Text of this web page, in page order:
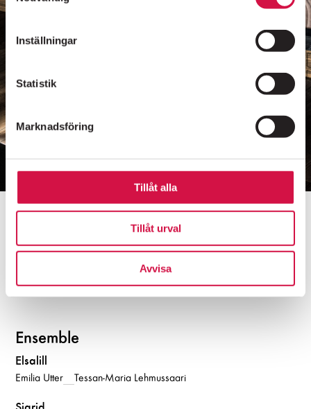
Inställningar
Statistik
Marknadsföring
Tillåt alla
Tillåt urval
Avvisa
Ebba Lejonclou (Sigrid). Foto: Mats Bäcker
Medverkande
Ensemble
Elsalill
Emilia Utter Tessan-Maria Lehmussaari
Biljetter:08-616 07 50